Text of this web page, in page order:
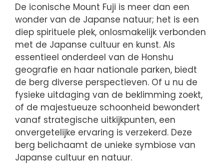
De iconische Mount Fuji is meer dan een
wonder van de Japanse natuur; het is een
diep spirituele plek, onlosmakelijk verbonden
met de Japanse cultuur en kunst. Als
essentieel onderdeel van de Honshu
geografie en haar nationale parken, biedt
de berg diverse perspectieven. Of u nu de
fysieke uitdaging van de beklimming zoekt,
of de majestueuze schoonheid bewondert
vanaf strategische uitkijkpunten, een
onvergetelijke ervaring is verzekerd. Deze
berg belichaamt de unieke symbiose van
Japanse cultuur en natuur.